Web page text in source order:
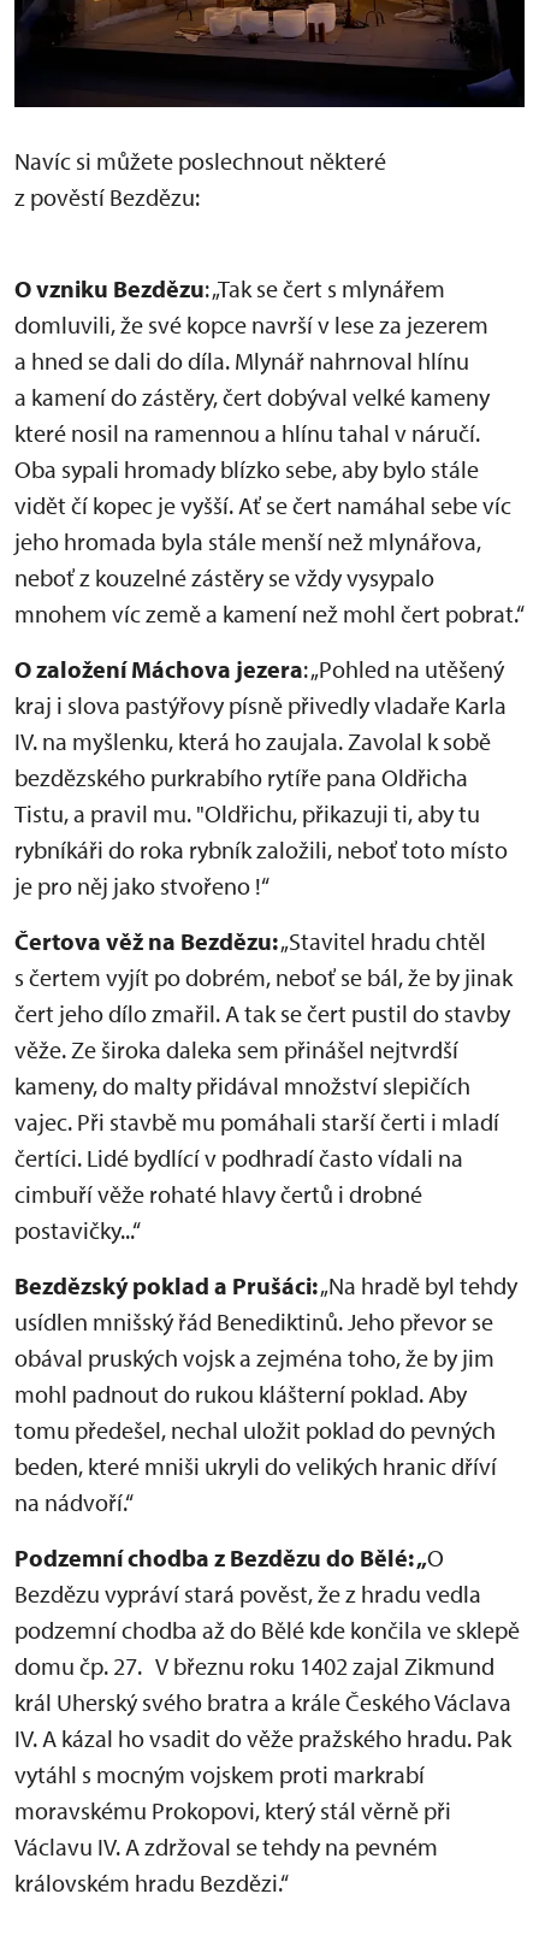
Navíc si můžete poslechnout některé
z pověstí Bezdězu:
O vzniku Bezdězu: „Tak se čert s mlynářem
domluvili, že své kopce navrší v lese za jezerem
a hned se dali do díla. Mlynář nahrnoval hlínu
a kamení do zástěry, čert dobýval velké kameny
které nosil na ramennou a hlínu tahal v náručí.
Oba sypali hromady blízko sebe, aby bylo stále
vidět čí kopec je vyšší. Ať se čert namáhal sebe víc
jeho hromada byla stále menší než mlynářova,
neboť z kouzelné zástěry se vždy vysypalo
mnohem víc země a kamení než mohl čert pobrat.“
O založení Máchova jezera: „Pohled na utěšený
kraj i slova pastýřovy písně přivedly vladaře Karla
IV. na myšlenku, která ho zaujala. Zavolal k sobě
bezdězského purkrabího rytíře pana Oldřicha
Tistu, a pravil mu. "Oldřichu, přikazuji ti, aby tu
rybníkáři do roka rybník založili, neboť toto místo
je pro něj jako stvořeno !“
Čertova věž na Bezdězu:„Stavitel hradu chtěl
s čertem vyjít po dobrém, neboť se bál, že by jinak
čert jeho dílo zmařil. A tak se čert pustil do stavby
věže. Ze široka daleka sem přinášel nejtvrdší
kameny, do malty přidával množství slepičích
vajec. Při stavbě mu pomáhali starší čerti i mladí
čertíci. Lidé bydlící v podhradí často vídali na
cimbuří věže rohaté hlavy čertů i drobné
postavičky...“
Bezdězský poklad a Prušáci:„Na hradě byl tehdy
usídlen mnišský řád Benediktinů. Jeho převor se
obával pruských vojsk a zejména toho, že by jim
mohl padnout do rukou klášterní poklad. Aby
tomu předešel, nechal uložit poklad do pevných
beden, které mniši ukryli do velikých hranic dříví
na nádvoří.“
Podzemní chodba z Bezdězu do Bělé: „O
Bezdězu vypráví stará pověst, že z hradu vedla
podzemní chodba až do Bělé kde končila ve sklepě
domu čp. 27. V březnu roku 1402 zajal Zikmund
král Uherský svého bratra a krále Českého Václava
IV. A kázal ho vsadit do věže pražského hradu. Pak
vytáhl s mocným vojskem proti markrabí
moravskému Prokopovi, který stál věrně při
Václavu IV. A zdržoval se tehdy na pevném
královském hradu Bezdězi.“